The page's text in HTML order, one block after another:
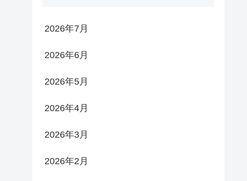
2026年7月
2026年6月
2026年5月
2026年4月
2026年3月
2026年2月